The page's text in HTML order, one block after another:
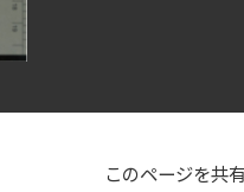
このページを共